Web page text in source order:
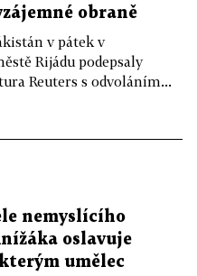
obraně
v pátek v
Rijádu podepsaly
Reuters s odvoláním...
nemyslícího
oslavuje
umělec